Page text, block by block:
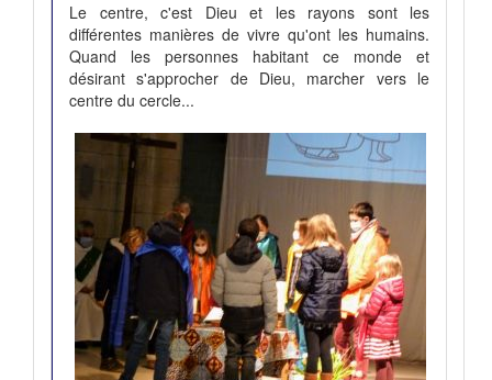
Le centre, c'est Dieu et les rayons sont les
différentes manières de vivre qu'ont les humains.
Quand les personnes habitant ce monde et
désirant s'approcher de Dieu, marcher vers le
centre du cercle...